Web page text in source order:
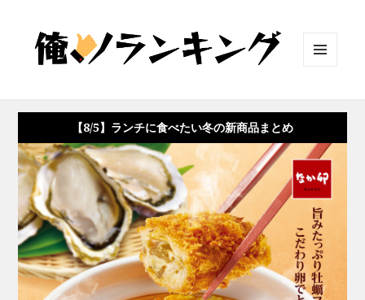
ット
【8/5】ランチに食べたい冬の新商品まとめ